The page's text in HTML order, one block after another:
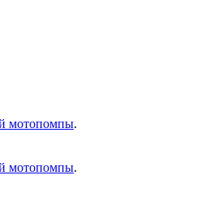
мотопомпы.
мотопомпы.